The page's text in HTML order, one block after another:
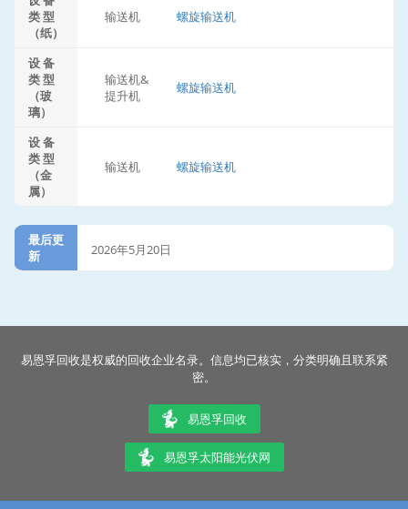
类 型
（纸）
输送机 螺旋输送机
设 备
类 型
（玻
璃）
输送机&
提升机
螺旋输送机
设 备
类 型
（金
属）
输送机 螺旋输送机
最后更
新
2026年5月20日
易恩孚回收是权威的回收企业名录。信息均已核实，分类明确且联系紧
密。
易恩孚回收
易恩孚太阳能光伏网